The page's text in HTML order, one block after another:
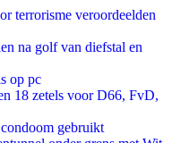
terrorisme veroordeelden
na golf van diefstal en
op pc
18 zetels voor D66, FvD,
gebruikt